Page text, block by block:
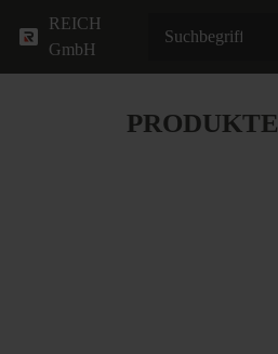
REICH
GmbH
PRODUKTE